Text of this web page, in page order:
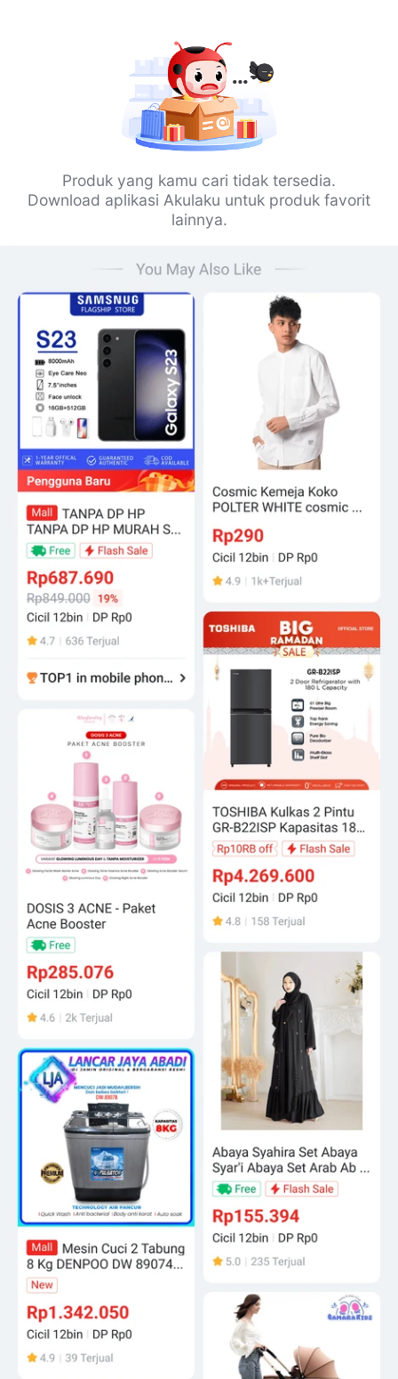
Produk yang kamu cari tidak tersedia.
Download aplikasi Akulaku untuk produk favorit
lainnya.